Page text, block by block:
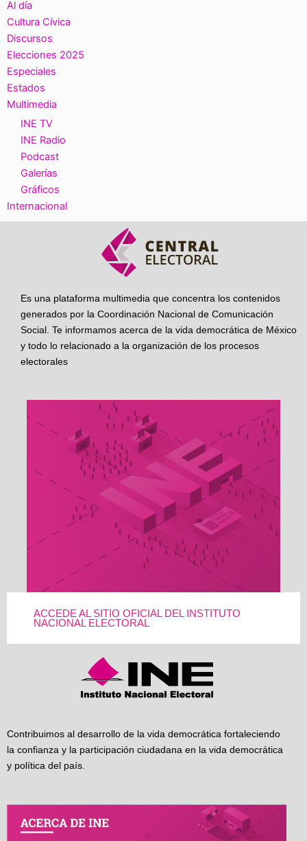
Al día
Cultura Cívica
Discursos
Elecciones 2025
Especiales
Estados
Multimedia
INE TV
INE Radio
Podcast
Galerías
Gráficos
Internacional
Es una plataforma multimedia que concentra los contenidos
generados por la Coordinación Nacional de Comunicación
Social. Te informamos acerca de la vida democrática de México
y todo lo relacionado a la organización de los procesos
electorales
ACCEDE AL SITIO OFICIAL DEL INSTITUTO
NACIONAL ELECTORAL
Contribuimos al desarrollo de la vida democrática fortaleciendo
la confianza y la participación ciudadana en la vida democrática
y política del país.